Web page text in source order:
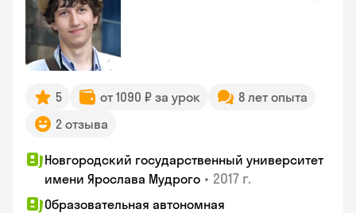
5 от 1090 ₽ за урок
8 лет опыта
2 отзыва
Новгородский государственный университет
имени Ярослава Мудрого • 2017 г.
Образовательная автономная